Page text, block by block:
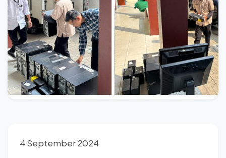
4 September 2024